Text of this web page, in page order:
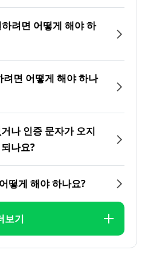
려면 어떻게 해야 하
면 어떻게 해야 하나
나 인증 문자가 오지
나요?
떻게 해야 하나요?
보기